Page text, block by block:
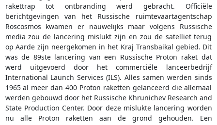
rakettrap tot ontbranding werd gebracht. Officiële
berichtgevingen van het Russische ruimtevaartagentschap
Roscosmos kwamen er nauwelijks maar volgens Russische
media zou de lancering mislukt zijn en zou de satelliet terug
op Aarde zijn neergekomen in het Kraj Transbaikal gebied. Dit
was de 89ste lancering van een Russische Proton raket dat
werd uitgevoerd door het commerciële lanceerbedrijf
International Launch Services (ILS). Alles samen werden sinds
1965 al meer dan 400 Proton raketten gelanceerd die allemaal
werden gebouwd door het Russische Khrunichev Research and
State Production Center. Door deze mislukte lancering worden
nu alle Proton raketten aan de grond gehouden. Een